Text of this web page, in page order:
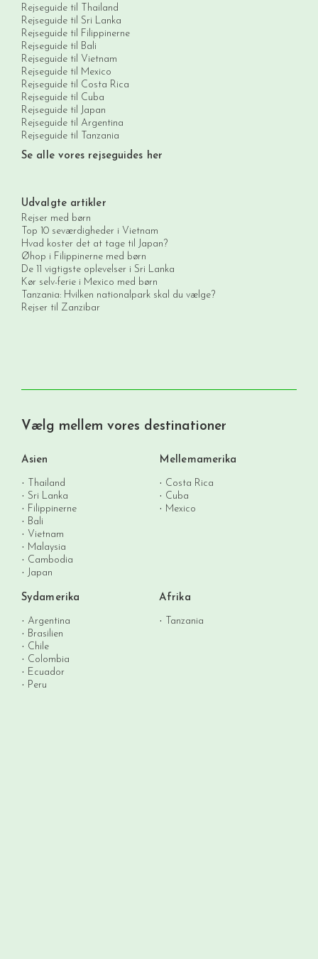
Rejseguide til Thailand
Rejseguide til Sri Lanka
Rejseguide til Filippinerne
Rejseguide til Bali
Rejseguide til Vietnam
Rejseguide til Mexico
Rejseguide til Costa Rica
Rejseguide til Cuba
Rejseguide til Japan
Rejseguide til Argentina
Rejseguide til Tanzania
Se alle vores rejseguides her
Udvalgte artikler
Rejser med børn
Top 10 seværdigheder i Vietnam
Hvad koster det at tage til Japan?
Øhop i Filippinerne med børn
De 11 vigtigste oplevelser i Sri Lanka
Kør selv-ferie i Mexico med børn
Tanzania: Hvilken nationalpark skal du vælge?
Rejser til Zanzibar
Vælg mellem vores destinationer
Asien
Thailand
Sri Lanka
Filippinerne
Bali
Vietnam
Malaysia
Cambodia
Japan
Mellemamerika
Costa Rica
Cuba
Mexico
Sydamerika
Argentina
Brasilien
Chile
Colombia
Ecuador
Peru
Afrika
Tanzania